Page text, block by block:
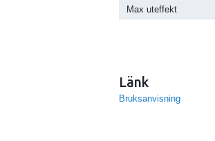
Max uteffekt
Länk
Bruksanvisning